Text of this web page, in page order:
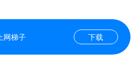
网梯子 下载